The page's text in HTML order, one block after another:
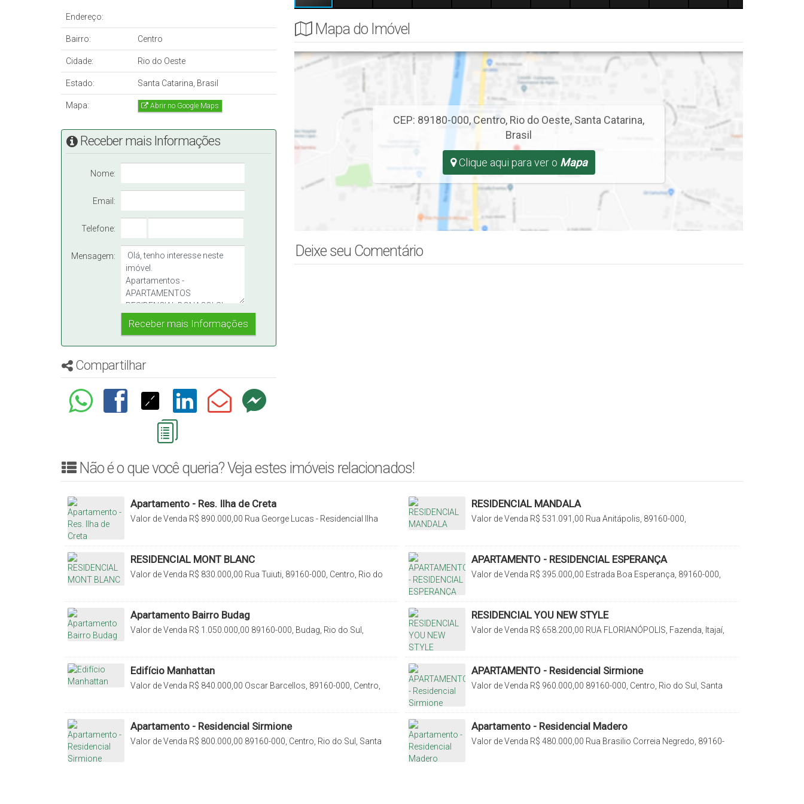
Endereço:
Bairro: Centro
Cidade: Rio do Oeste
Estado: Santa Catarina, Brasil
Mapa: Abrir no Google Maps
Receber mais Informações
Nome:
Email:
Telefone:
Mensagem:
Compartilhar
Mapa do Imóvel
CEP: 89180-000, Centro, Rio do Oeste, Santa Catarina,
Brasil
Clique aqui para ver o Mapa
Deixe seu Comentário
Não é o que você queria? Veja estes imóveis relacionados!
Apartamento - Res. Ilha de Creta
R$ 890.000,00
Valor de Venda
Rua George Lucas - Residencial Ilha
RESIDENCIAL MANDALA
R$ 531.091,00
Valor de Venda
Rua Anitápolis, 89160-000,
RESIDENCIAL MONT BLANC
R$ 830.000,00
Valor de Venda
Rua Tuiuti, 89160-000, Centro, Rio do
APARTAMENTO - RESIDENCIAL ESPERANÇA
R$ 395.000,00
Valor de Venda
Estrada Boa Esperança, 89160-000,
Apartamento Bairro Budag
R$ 1.050.000,00
Valor de Venda
89160-000, Budag, Rio do Sul,
RESIDENCIAL YOU NEW STYLE
R$ 658.200,00
Valor de Venda
RUA FLORIANÓPOLIS, Fazenda, Itajaí,
Edifício Manhattan
R$ 840.000,00
Valor de Venda
Oscar Barcellos, 89160-000, Centro,
APARTAMENTO - Residencial Sirmione
R$ 960.000,00
Valor de Venda
89160-000, Centro, Rio do Sul, Santa
Apartamento - Residencial Sirmione
R$ 800.000,00
Valor de Venda
89160-000, Centro, Rio do Sul, Santa
Apartamento - Residencial Madero
R$ 480.000,00
Valor de Venda
Rua Brasilio Correia Negredo, 89160-